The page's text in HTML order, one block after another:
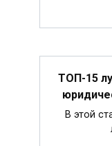
ТОП-15
В этой